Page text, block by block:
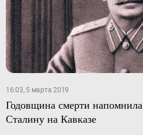
16:03, 5 марта 2019
Годовщина смерти
Сталину на Кавказе